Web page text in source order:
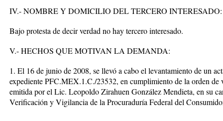
IV.- NOMBRE Y DOMICILIO DEL TERCERO INTERESADO:
Bajo protesta de decir verdad no hay tercero interesado.
V.- HECHOS QUE MOTIVAN LA DEMANDA:
1. El 16 de junio de 2008, se llevó a cabo el levantamiento de un
expediente PFC.MEX.1.C./23532, en cumplimiento de la orden
emitida por el Lic. Leopoldo Zirahuen González Mendieta, en su
Verificación y Vigilancia de la Procuraduría Federal del